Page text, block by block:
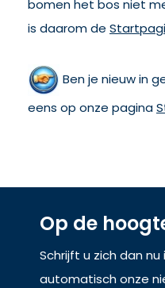
bomen het bos niet
is daarom de
Ben je nieuw in
eens op onze pagina
Op de
Schrijft u zich dan
automatisch onze